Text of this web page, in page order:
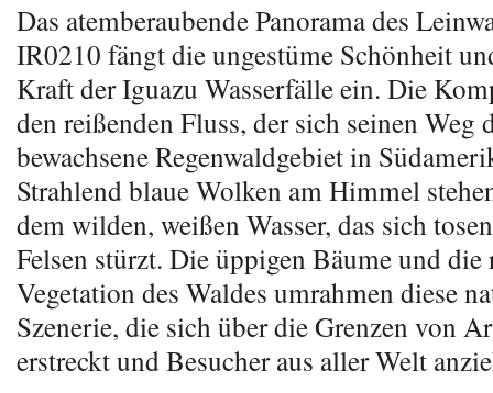
Das atemberaubende Panorama des
IR0210 fängt die ungestüme Schönheit
Kraft der Iguazu Wasserfälle ein. Die
den reißenden Fluss, der sich seinen Weg
bewachsene Regenwaldgebiet in
Strahlend blaue Wolken am Himmel
dem wilden, weißen Wasser, das sich
Felsen stürzt. Die üppigen Bäume und die
Vegetation des Waldes umrahmen diese
Szenerie, die sich über die Grenzen von
erstreckt und Besucher aus aller Welt